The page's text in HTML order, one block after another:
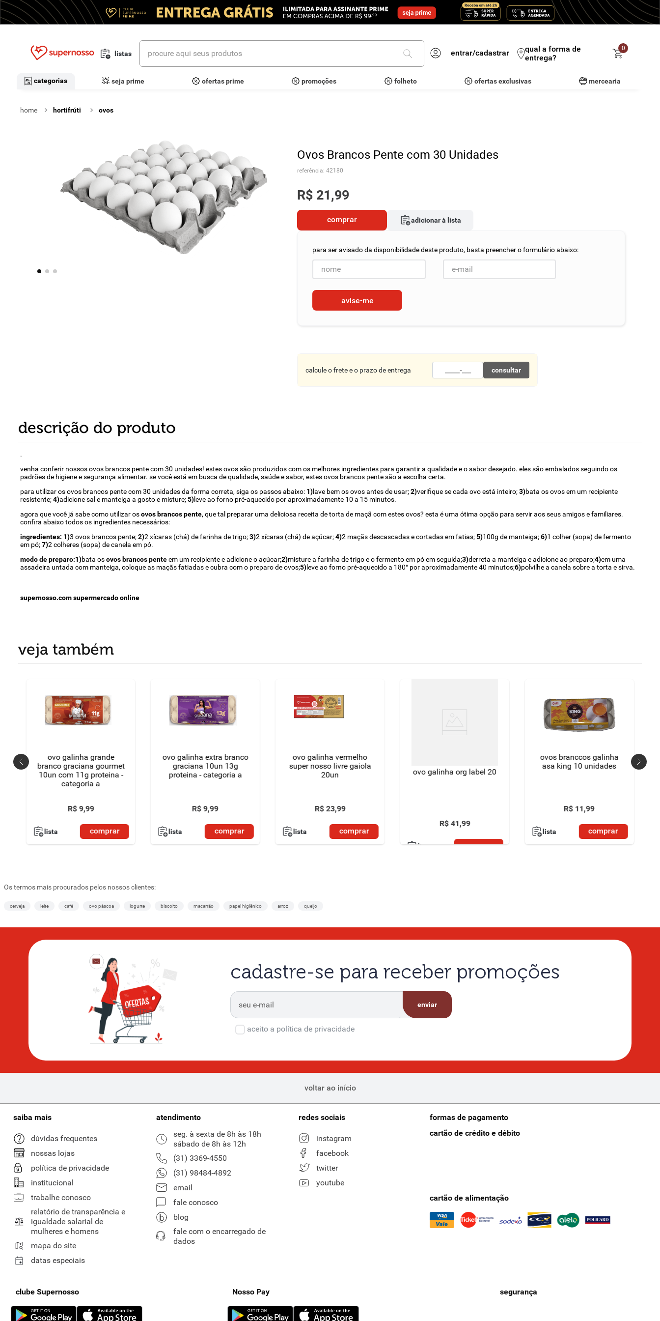
listas
procure aqui seus produtos
entrar/cadastrar
qual a forma de
entrega?
0
categorias seja prime ofertas prime promoções folheto ofertas exclusivas mercearia
hortifrúti ovos
Ovos Brancos Pente com 30 Unidades
referência:42180
R$ 21,99
comprar adicionar à lista
avise-me
calcule o frete e o prazo de entrega consultar
descrição do produto
.
venha conferir nossos ovos brancos pente com 30 unidades! estes ovos são produzidos com os melhores ingredientes para garantir a qualidade e o sabor desejado. eles são embalados seguindo os
padrões de higiene e segurança alimentar. se você está em busca de qualidade, saúde e sabor, estes ovos brancos pente são a escolha certa.
para utilizar os ovos brancos pente com 30 unidades da forma correta, siga os passos abaixo: 1)lave bem os ovos antes de usar;2)verifique se cada ovo está inteiro;3)bata os ovos em um recipiente
resistente;4)adicione sal e manteiga a gosto e misture;5)leve ao forno pré-aquecido por aproximadamente 10 a 15 minutos.
agora que você já sabe como utilizar osovos brancos pente, que tal preparar uma deliciosa receita de torta de maçã com estes ovos? esta é uma ótima opção para servir aos seus amigos e familiares.
confira abaixo todos os ingredientes necessários:
ingredientes: 1)3 ovos brancos pente;2)2 xícaras (chá) de farinha de trigo;3)2 xícaras (chá) de açúcar;4)2 maçãs descascadas e cortadas em fatias;5)100g de manteiga;6)1 colher (sopa) de fermento
em pó;7)2 colheres (sopa) de canela em pó.
modo de preparo:1)bata osovos brancos penteem um recipiente e adicione o açúcar;2)misture a farinha de trigo e o fermento em pó em seguida;3)derreta a manteiga e adicione ao preparo;4)em uma
assadeira untada com manteiga, coloque as maçãs fatiadas e cubra com o preparo de ovos;5)leve ao forno pré-aquecido a 180° por aproximadamente 40 minutos;6)polvilhe a canela sobre a torta e sirva.
supernosso.com supermercado online
veja também
ovo galinha grande
branco graciana gourmet
10un com 11g proteina -
categoria a
R$ 9,99
lista comprar
ovo galinha extra branco
graciana 10un 13g
proteina - categoria a
R$ 9,99
lista comprar
ovo galinha vermelho
super nosso livre gaiola
20un
R$ 23,99
lista comprar
ovo galinha org label 20
R$ 41,99
lista comprar
ovos branccos galinha
asa king 10 unidades
R$ 11,99
lista comprar
Os termos mais procurados pelos nossos clientes:
cerveja leite café ovo páscoa iogurte biscoito macarrão papel higiênico arroz queijo
cadastre-se para receber promoções
enviar
aceito a política de privacidade
voltar ao início
saiba mais
dúvidas frequentes
nossas lojas
política de privacidade
institucional
trabalhe conosco
relatório de transparência e
igualdade salarial de
mulheres e homens
mapa do site
datas especiais
atendimento
seg. à sexta de 8h às 18h
sábado de 8h às 12h
(31) 3369-4550
(31) 98484-4892
email
fale conosco
blog
fale com o encarregado de
dados
redes sociais
instagram
facebook
twitter
youtube
formas de pagamento
cartão de crédito e débito
cartão de alimentação
clube Supernosso Nosso Pay segurança
termos mais buscados
iogurte
5º
vinhos
7º biscoito
detergente